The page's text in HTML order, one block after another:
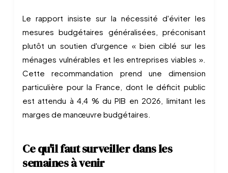
Le rapport insiste sur la nécessité d'éviter les
mesures budgétaires généralisées, préconisant
plutôt un soutien d'urgence « bien ciblé sur les
ménages vulnérables et les entreprises viables ».
Cette recommandation prend une dimension
particulière pour la France, dont le déficit public
est attendu à 4,4 % du PIB en 2026, limitant les
marges de manœuvre budgétaires.
Ce qu'il faut surveiller dans les
semaines à venir